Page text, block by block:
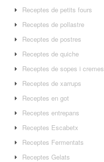
Receptes de petits fours
Receptes de pollastre
Receptes de postres
Receptes de quiche
Receptes de sopes i cremes
Receptes de xarrups
Receptes en got
Receptes entrepans
Receptes Escabetx
Receptes Fermentats
Receptes Gelats